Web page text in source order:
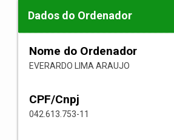
Dados do Ordenador
Nome do Ordenador
EVERARDO LIMA ARAUJO
CPF/Cnpj
042.613.753-11